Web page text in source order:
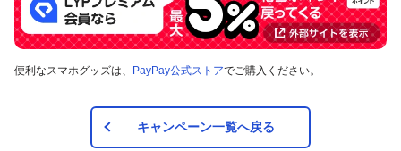
便利なスマホグッズは、 PayPay公式ストアでご購入ください。
キャンペーン一覧へ戻る